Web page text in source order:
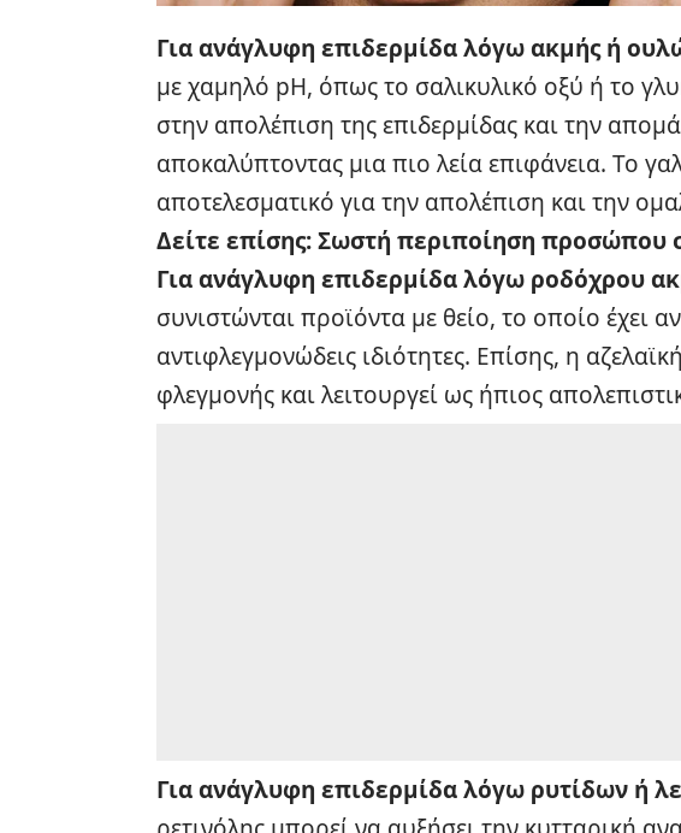
Για ανάγλυφη επιδερμίδα λόγω ακμής ή
με χαμηλό pH, όπως το σαλικυλικό οξύ ή το
στην απολέπιση της επιδερμίδας και την
αποκαλύπτοντας μια πιο λεία επιφάνεια. Το
αποτελεσματικό για την απολέπιση και την
Δείτε επίσης:Σωστή περιποίηση προσώπου
Για ανάγλυφη επιδερμίδα λόγω ροδόχρου
συνιστώνται προϊόντα με θείο, το οποίο έχει
αντιφλεγμονώδεις ιδιότητες. Επίσης, η
φλεγμονής και λειτουργεί ως ήπιος
Για ανάγλυφη επιδερμίδα λόγω ρυτίδων ή